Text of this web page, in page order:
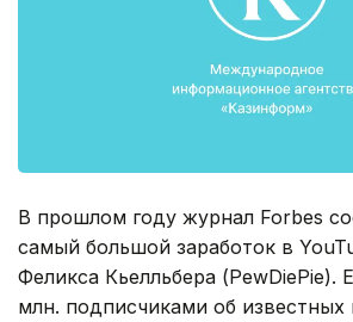
В прошлом году журнал Forbes
самый большой заработок в
Феликса Кьелльбера (PewDiePie).
млн. подписчиками об